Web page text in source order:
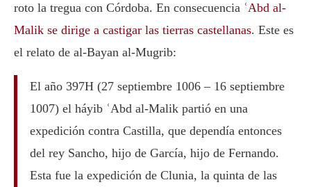
roto la tregua con Córdoba. En consecuencia ʿAbd al-
Malik se dirige a castigar las tierras castellanas. Este es
el relato de al-Bayan al-Mugrib:
El año 397H (27 septiembre 1006 – 16 septiembre
1007) el háyib ʿAbd al-Malik partió en una
expedición contra Castilla, que dependía entonces
del rey Sancho, hijo de García, hijo de Fernando.
Esta fue la expedición de Clunia, la quinta de las